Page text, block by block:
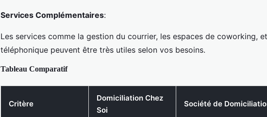
Services Complémentaires:
Les services comme la gestion du courrier, les espaces de coworking,
téléphonique peuvent être très utiles selon vos besoins.
Tableau Comparatif
Critère
Domiciliation Chez
Soi
Société de